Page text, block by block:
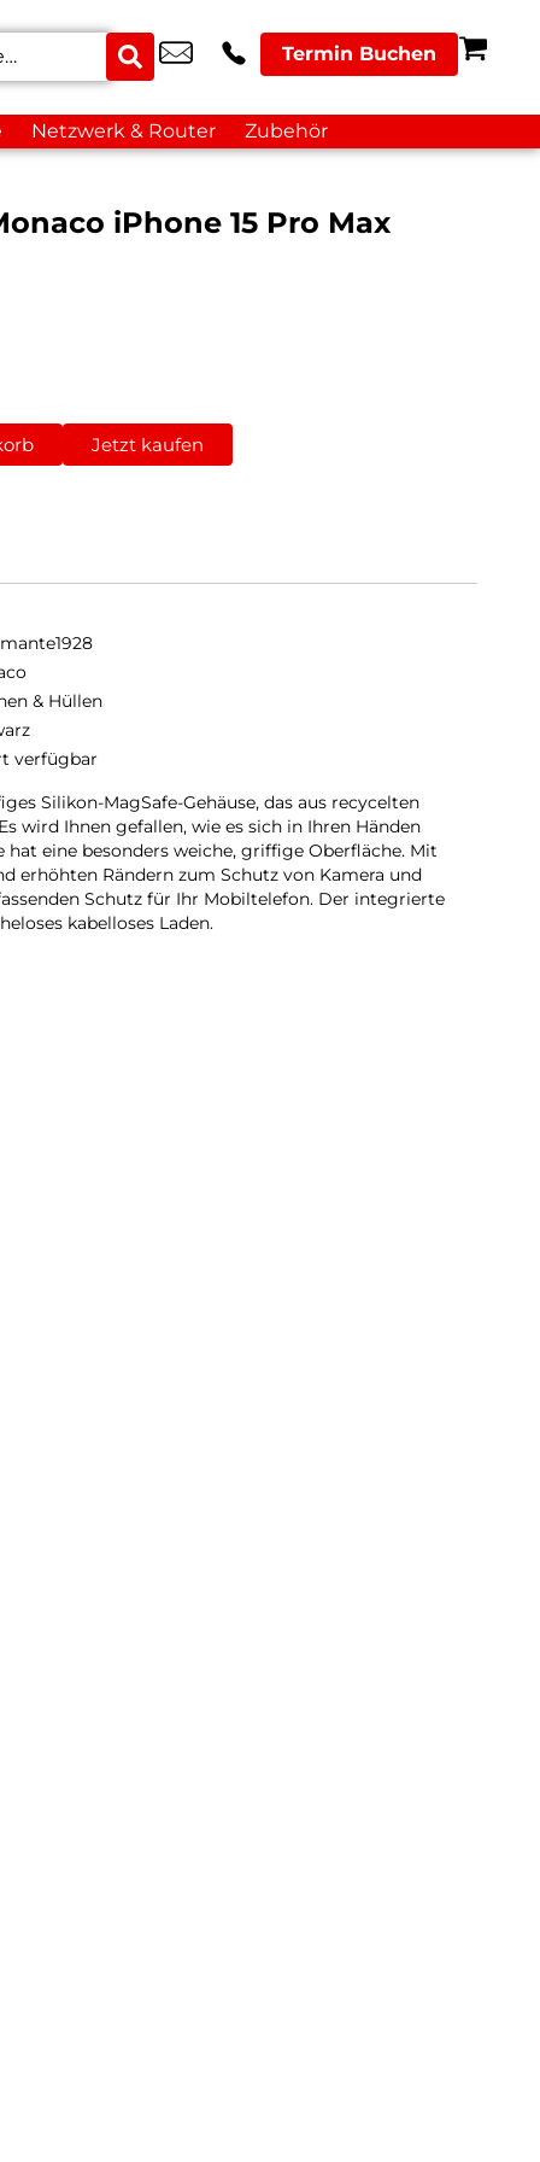
Termin Buchen
Netzwerk & Router Zubehör
iPhone 15 Pro Max
Jetzt kaufen
& Hüllen
verfügbar
Silikon-MagSafe-Gehäuse, das aus recycelten
wird Ihnen gefallen, wie es sich in Ihren Händen
hat eine besonders weiche, griffige Oberfläche. Mit
erhöhten Rändern zum Schutz von Kamera und
Schutz für Ihr Mobiltelefon. Der integrierte
kabelloses Laden.